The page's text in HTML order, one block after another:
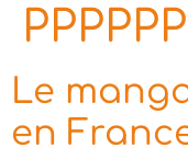
PPPPPP
Le
en